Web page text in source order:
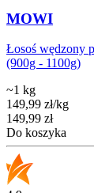
MOWI
Łosoś wędzony
(900g - 1100g)
~1 kg
149,99 zł/kg
Cena
149,99 zł
Do koszyka